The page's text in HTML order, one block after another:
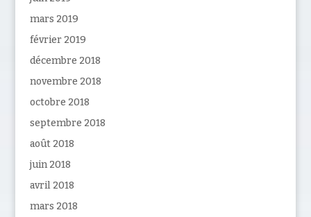
mars 2019
février 2019
décembre 2018
novembre 2018
octobre 2018
septembre 2018
août 2018
juin 2018
avril 2018
mars 2018